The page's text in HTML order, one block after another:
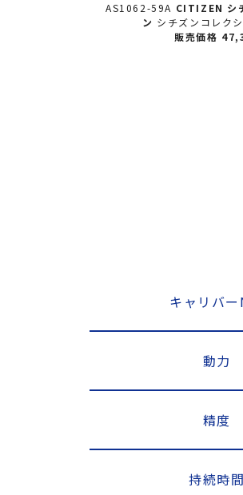
AS1062-59A CITIZEN シ
ン シチズンコレク
販売価格
キャリバ
動力
精度
持続時間